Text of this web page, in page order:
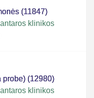
(11847)
klinikos
probe) (12980)
klinikos